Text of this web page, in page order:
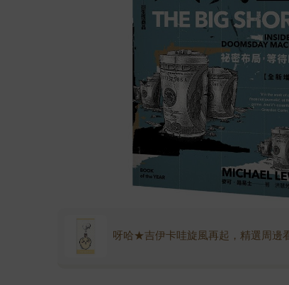
呀哈★吉伊卡哇旋風再起，精選周邊